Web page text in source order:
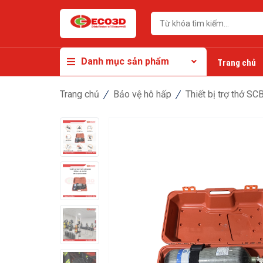
Danh mục sản phẩm Trang chủ
Trang chủ Bảo vệ hô hấp Thiết bị trợ thở